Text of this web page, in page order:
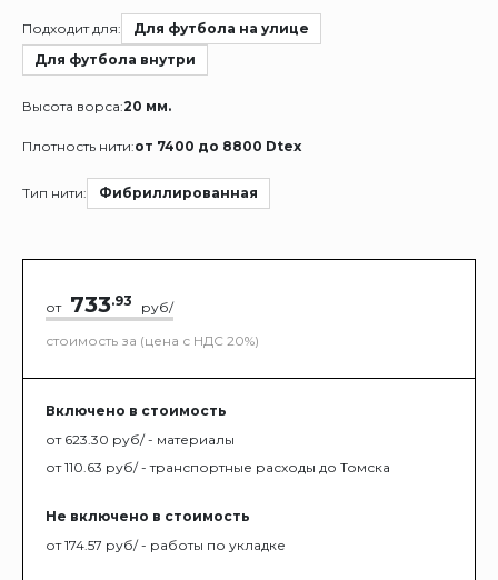
Подходит для:
Для футбола на улице
Для футбола внутри
Высота ворса:20 мм.
Плотность нити:от 7400 до 8800 Dtex
Тип нити: Фибриллированная
от 733.93
руб/
стоимость за (цена с НДС 20%)
Включено в стоимость
от 623.30 руб/ - материалы
от 110.63 руб/ - транспортные расходы до Томска
Не включено в стоимость
от 174.57 руб/ - работы по укладке